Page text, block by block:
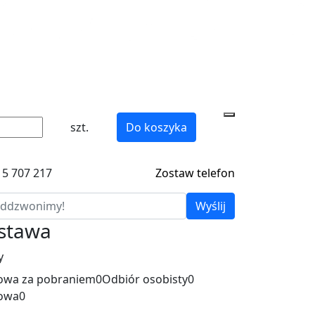
szt. Do koszyka
707 217 Zostaw telefon
Wyślij
za pobraniem0Odbiór osobisty0
0